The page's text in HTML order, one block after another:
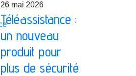
26 mai 2026
Téléassistance :
un nouveau
produit pour
plus de sécurité